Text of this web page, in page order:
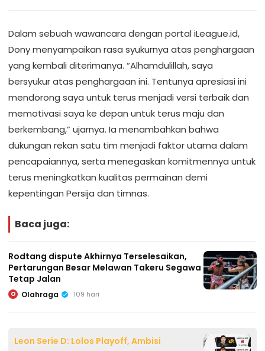
Dalam sebuah wawancara dengan portal iLeague.id,
Dony menyampaikan rasa syukurnya atas penghargaan
yang kembali diterimanya. “Alhamdulillah, saya
bersyukur atas penghargaan ini. Tentunya apresiasi ini
mendorong saya untuk terus menjadi versi terbaik dan
memotivasi saya ke depan untuk terus maju dan
berkembang,” ujarnya. Ia menambahkan bahwa
dukungan rekan satu tim menjadi faktor utama dalam
pencapaiannya, serta menegaskan komitmennya untuk
terus meningkatkan kualitas permainan demi
kepentingan Persija dan timnas.
Baca juga:
Rodtang dispute Akhirnya Terselesaikan,
Pertarungan Besar Melawan Takeru Segawa
Tetap Jalan
O Olahraga 109 hari
Leon Serie D: Lolos Playoff, Ambisi